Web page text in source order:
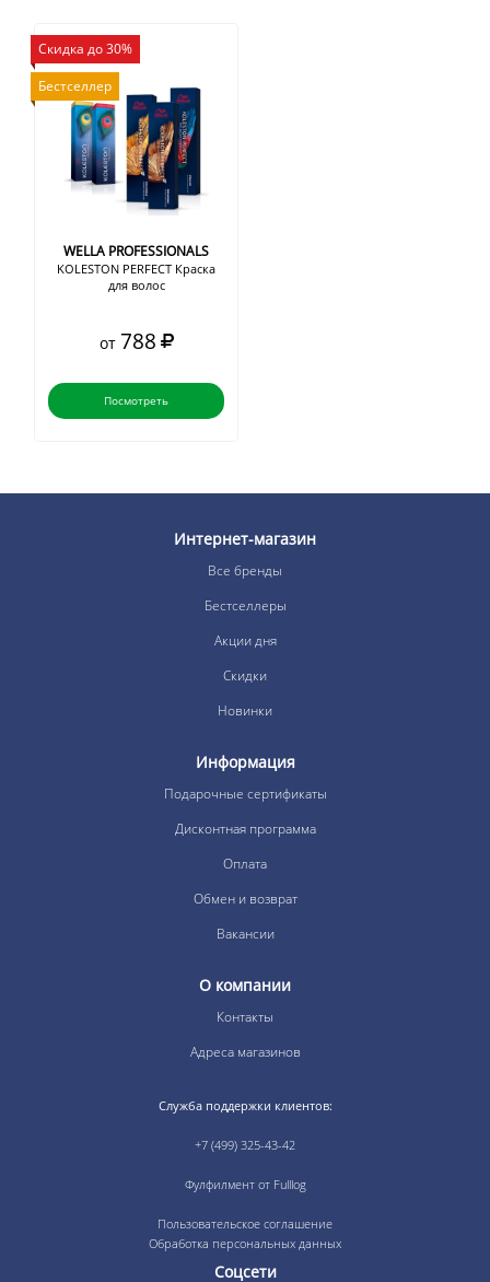
Скидка до 30%
Бестселлер
WELLA PROFESSIONALS
KOLESTON PERFECT Краска
для волос
от 788
Посмотреть
Интернет-магазин
Все бренды
Бестселлеры
Акции дня
Скидки
Новинки
Информация
Подарочные сертификаты
Дисконтная программа
Оплата
Обмен и возврат
Вакансии
О компании
Контакты
Адреса магазинов
Служба поддержки клиентов:
+7 (499) 325-43-42
Фулфилмент от Fulllog
Пользовательское соглашение
Обработка персональных данных
Соцсети